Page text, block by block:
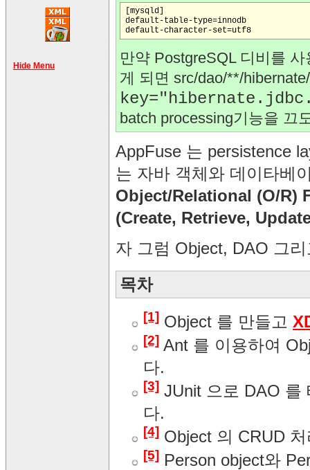
Hide Menu
[mysqld]
default-table-type=innodb
만약 PostgreSQL 디비를
게 되면 src/dao/**/
batch processing기능을 끄
AppFuse 는 persistence
는 자바 객체와 데이타베
Object/Relational (O/R)
(Create, Retrieve,
자 그럼 Object, DAO 그
목차
[1] Object 를 만들고
[2] Ant 를 이용하여
다.
[3] JUnit 으로 DAO 를
다.
[4] Object 의 CRUD
[5] Person object와